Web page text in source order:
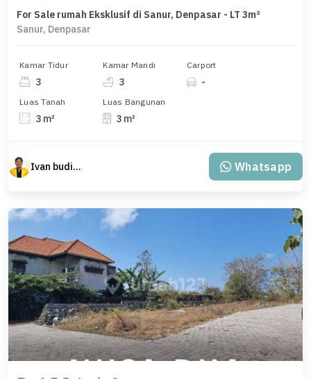
For Sale rumah Eksklusif di Sanur, Denpasar - LT 3m²
Sanur, Denpasar
Kamar Tidur
3
Kamar Mandi
3
Carport
-
Luas Tanah
3 m²
Luas Bangunan
3 m²
Ivan budiman Whatsapp